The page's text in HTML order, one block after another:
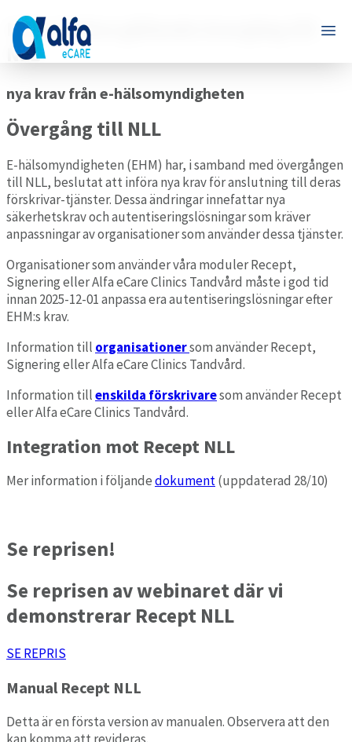
Information gällande övergång till
NLL
nya krav från e-hälsomyndigheten
Övergång till NLL
E-hälsomyndigheten (EHM) har, i samband med övergången
till NLL, beslutat att införa nya krav för anslutning till deras
förskrivar-tjänster. Dessa ändringar innefattar nya
säkerhetskrav och autentiseringslösningar som kräver
anpassningar av organisationer som använder dessa tjänster.
Organisationer som använder våra moduler Recept,
Signering eller Alfa eCare Clinics Tandvård måste i god tid
innan 2025-12-01 anpassa era autentiseringslösningar efter
EHM:s krav.
Information till organisationersom använder Recept,
Signering eller Alfa eCare Clinics Tandvård.
Information tillenskilda förskrivaresom använder Recept
eller Alfa eCare Clinics Tandvård.
Integration mot Recept NLL
Mer information i följandedokument(uppdaterad 28/10)
Se reprisen!
Se reprisen av webinaret där vi
demonstrerar Recept NLL
SE REPRIS
Manual Recept NLL
Detta är en första version av manualen. Observera att den